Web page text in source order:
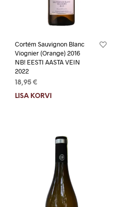
Cortém Sauvignon Blanc
Viognier (Orange) 2016
NB! EESTI AASTA VEIN
2022
18,95 €
LISA KORVI